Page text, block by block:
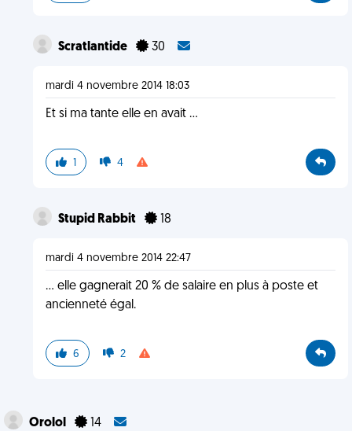
Scratlantide 30
mardi 4 novembre 2014 18:03
Et si ma tante elle en avait ...
1 4
Stupid Rabbit 18
mardi 4 novembre 2014 22:47
... elle gagnerait 20 % de salaire en plus à poste et
ancienneté égal.
6 2
Orolol 14